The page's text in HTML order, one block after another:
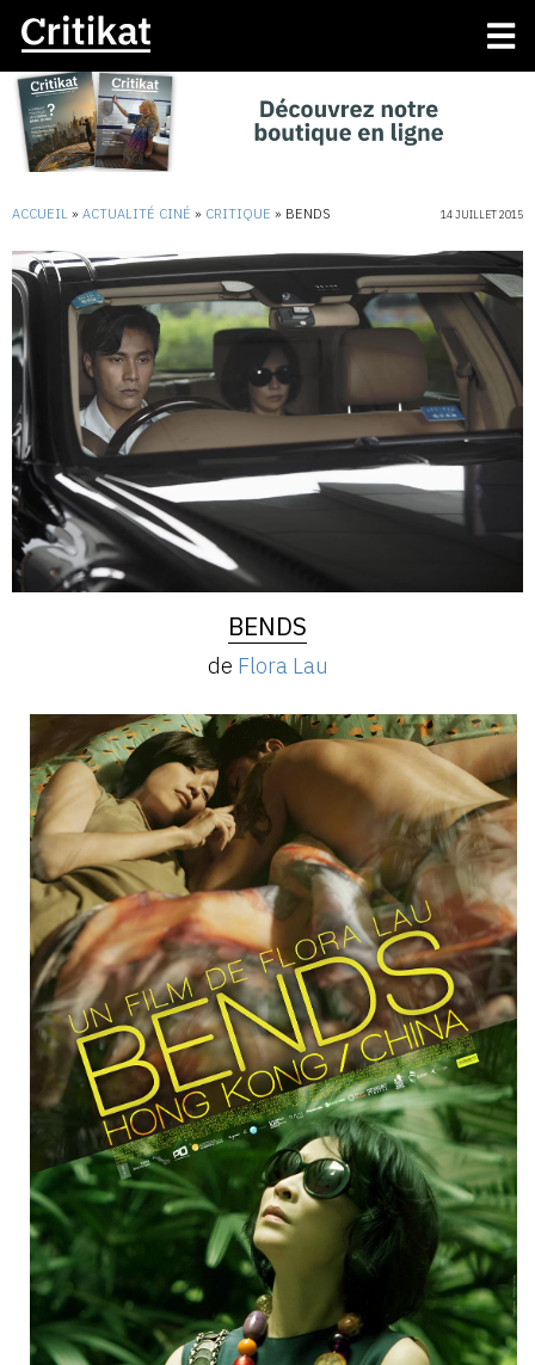
ACCUEIL » ACTUALITÉ CINÉ » CRITIQUE » BENDS 14 JUILLET 2015
BENDS
de Flora Lau